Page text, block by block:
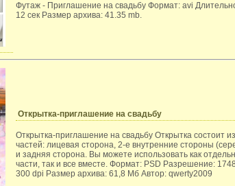
Футаж - Приглашение на свадьбу Формат: avi
12 сек Размер архива: 41.35 mb.
Открытка-приглашение на свадьбу
Открытка-приглашение на свадьбу Открытка состоит
частей: лицевая сторона, 2-е внутренние стороны
и задняя сторона. Вы можете использовать как
части, так и все вместе. Формат: PSD Разрешение:
300 dpi Размер архива: 61,8 Мб Автор: qwerty2009